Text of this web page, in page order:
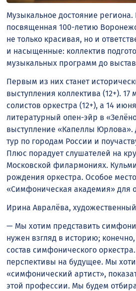
Музыкальное достояние
посвященная 100-летию
не только красивая, но и
и насыщенные: коллектив
музыкальных программ до
Первым из них станет
выступления коллектива (12+).
солистов оркестра (12+), а 14
литературный опен-эйр в
выступление «Капеллы Юрлова».
тур по городам России и
Плюс порадует слушателей на
Московской филармониях.
рождения оркестра. Особое
«Симфоническая академия» для
Ирина Авралёва,
— Мы хотим представить
нужен взгляд в историю;
состав симфонического
перспективы на будущее. Мы
«симфонический артист»,
этой профессии. Мы будем